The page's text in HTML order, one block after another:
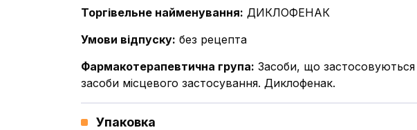
Торгівельне найменування: ДИКЛОФЕНАК
Умови відпуску: без рецепта
Фармакотерапевтична група: Засоби, що застосовуються
засоби місцевого застосування. Диклофенак.
Упаковка